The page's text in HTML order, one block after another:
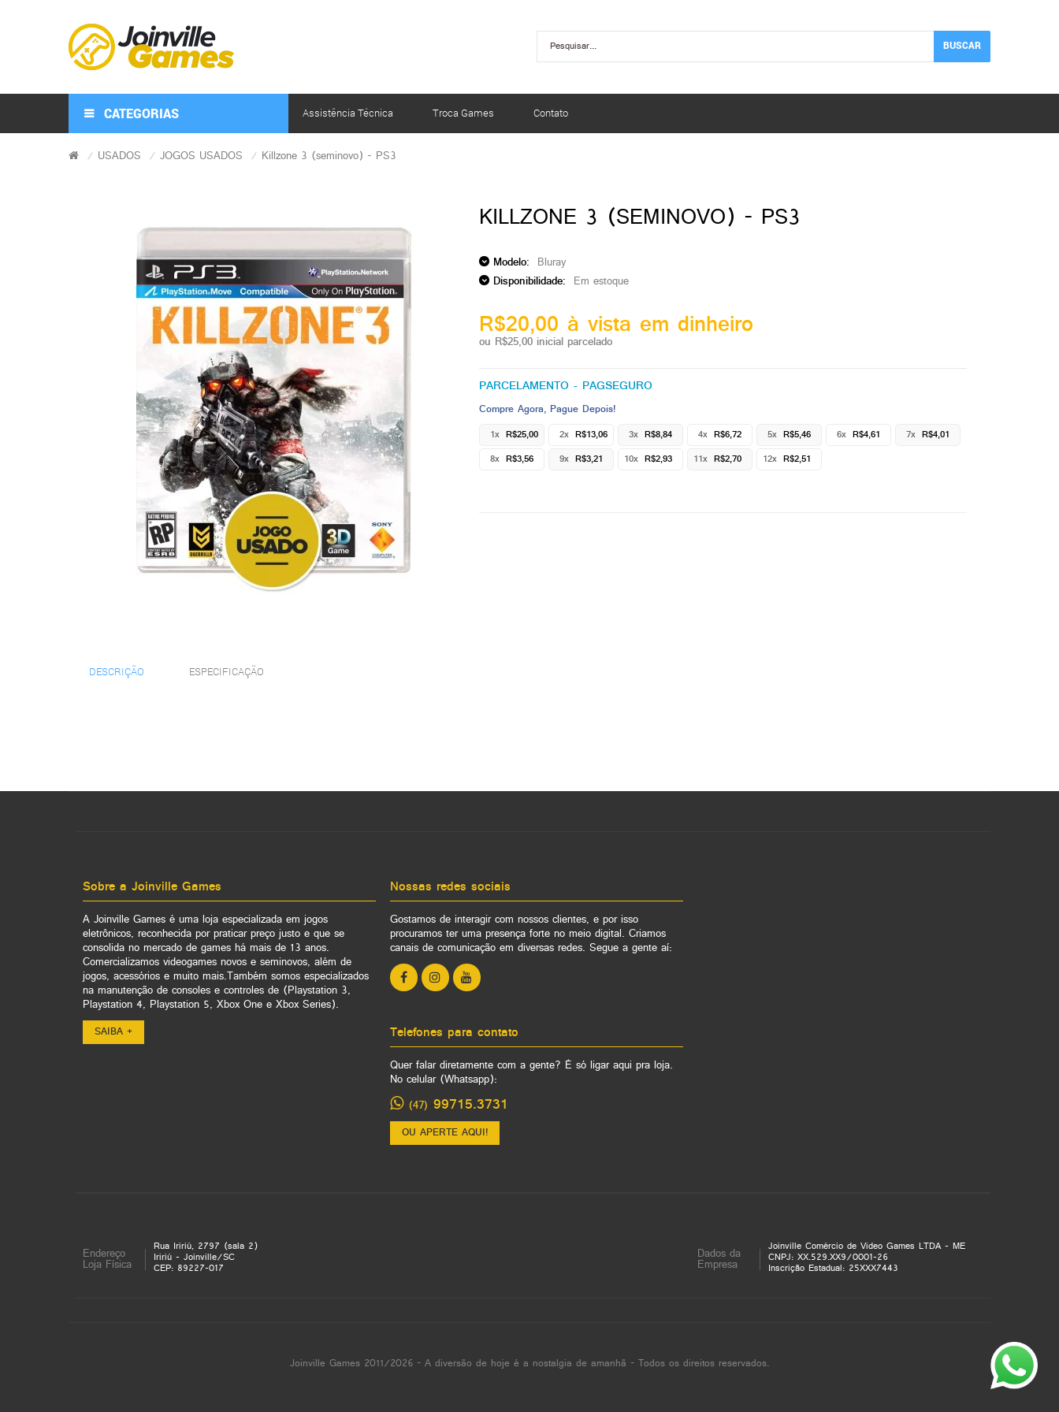
BUSCAR
CATEGORIAS Assistência Técnica Troca Games Contato
USADOS JOGOS USADOS Killzone 3 (seminovo) - PS3
KILLZONE 3 (SEMINOVO) - PS3
Modelo: Bluray
Disponibilidade: Em estoque
R$20,00 à vista em dinheiro
ou R$25,00 inicial parcelado
PARCELAMENTO - PAGSEGURO
Compre Agora, Pague Depois!
1x R$25,00 2x R$13,06 3x R$8,84 4x R$6,72 5x R$5,46 6x R$4,61 7x R$4,01
8x R$3,56 9x R$3,21 10x R$2,93 11x R$2,70 12x R$2,51
DESCRIÇÃO ESPECIFICAÇÃO
Sobre a Joinville Games
A Joinville Games é uma loja especializada em jogos
eletrônicos, reconhecida por praticar preço justo e que se
consolida no mercado de games há mais de 13 anos.
Comercializamos videogames novos e seminovos, além de
jogos, acessórios e muito mais.Também somos especializados
na manutenção de consoles e controles de (Playstation 3,
Playstation 4, Playstation 5, Xbox One e Xbox Series).
SAIBA +
Nossas redes sociais
Gostamos de interagir com nossos clientes, e por isso
procuramos ter uma presença forte no meio digital. Criamos
canais de comunicação em diversas redes. Segue a gente aí:
Telefones para contato
Quer falar diretamente com a gente? É só ligar aqui pra loja.
No celular (Whatsapp):
(47) 99715.3731
OU APERTE AQUI!
Endereço
Loja Física
Rua Iririú, 2797 (sala 2)
Iririú - Joinville/SC
CEP: 89227-017
Dados da
Empresa
Joinville Comércio de Video Games LTDA - ME
CNPJ: XX.529.XX9/0001-26
Inscrição Estadual: 25XXX7443
Joinville Games 2011/2026 - A diversão de hoje é a nostalgia de amanhã - Todos os direitos reservados.